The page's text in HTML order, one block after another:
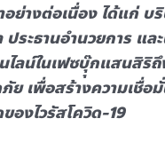
ย่างต่อเนื่อง ได้แก่ บ
ระธานอำนวยการ แล
ไลน์ในเฟซบุุ๊กแสนสิริ
เพื่อสร้างความเชื่อ
องไวรัสโควิด-19